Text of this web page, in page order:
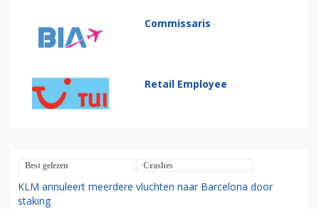
Commissaris
Retail Employee
Best gelezen Crashes
KLM annuleert meerdere vluchten naar Barcelona door
staking